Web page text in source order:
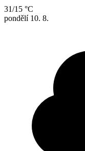
31/15 °C
pondělí 10. 8.